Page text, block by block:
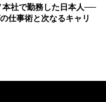
本社で勤務した日本人──
仕事術と次なるキャリ